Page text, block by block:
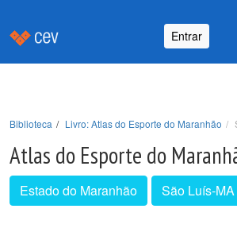
Entrar
Biblioteca Livro: Atlas do Esporte do Maranhão
Atlas do Esporte do
Estado do Maranhão São Luís-MA